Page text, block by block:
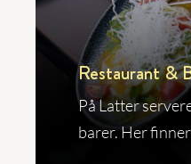
Restaurant &
På Latter
barer. Her